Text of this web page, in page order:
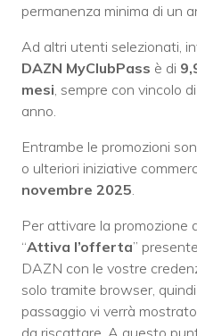
permanenza minima di un
Ad altri utenti selezionati,
DAZN MyClubPass è di
mesi, sempre con vincolo
anno.
Entrambe le promozioni
o ulteriori iniziative
novembre 2025.
Per attivare la promozione
“Attiva l’offerta”
DAZN con le vostre
solo tramite browser,
passaggio vi verrà